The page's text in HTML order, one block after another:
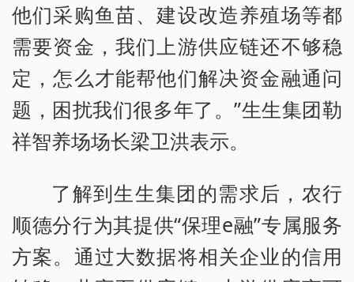
他们采购鱼苗、建设改造养殖场等都
需要资金，我们上游供应链还不够稳
定，怎么才能帮他们解决资金融通问
题，困扰我们很多年了。”生生集团勒
祥智养场场长梁卫洪表示。
了解到生生集团的需求后，农行
顺德分行为其提供“保理e融”专属服务
方案。通过大数据将相关企业的信用